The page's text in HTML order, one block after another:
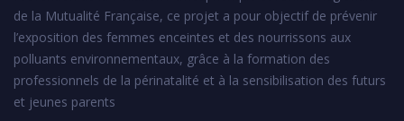
de la Mutualité Française, ce projet a pour objectif de prévenir
l’exposition des femmes enceintes et des nourrissons aux
polluants environnementaux, grâce à la formation des
professionnels de la périnatalité et à la sensibilisation des futurs
et jeunes parents